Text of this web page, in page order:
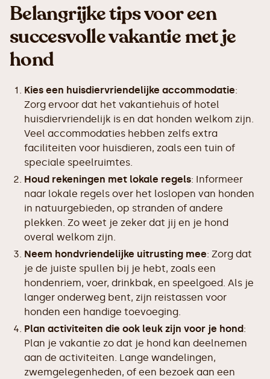
Belangrijke tips voor een
succesvolle vakantie met je
hond
Kies een huisdiervriendelijke accommodatie:
Zorg ervoor dat het vakantiehuis of hotel
huisdiervriendelijk is en dat honden welkom zijn.
Veel accommodaties hebben zelfs extra
faciliteiten voor huisdieren, zoals een tuin of
speciale speelruimtes.
Houd rekeningen met lokale regels: Informeer
naar lokale regels over het loslopen van honden
in natuurgebieden, op stranden of andere
plekken. Zo weet je zeker dat jij en je hond
overal welkom zijn.
Neem hondvriendelijke uitrusting mee: Zorg dat
je de juiste spullen bij je hebt, zoals een
hondenriem, voer, drinkbak, en speelgoed. Als je
langer onderweg bent, zijn reistassen voor
honden een handige toevoeging.
Plan activiteiten die ook leuk zijn voor je hond:
Plan je vakantie zo dat je hond kan deelnemen
aan de activiteiten. Lange wandelingen,
zwemgelegenheden, of een bezoek aan een